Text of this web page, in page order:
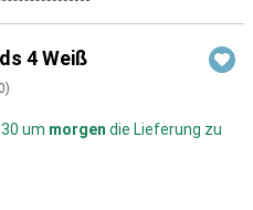
4 Weiß
)
um morgen die Lieferung zu